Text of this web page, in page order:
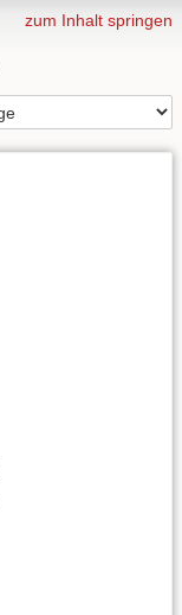
zum Inhalt springen